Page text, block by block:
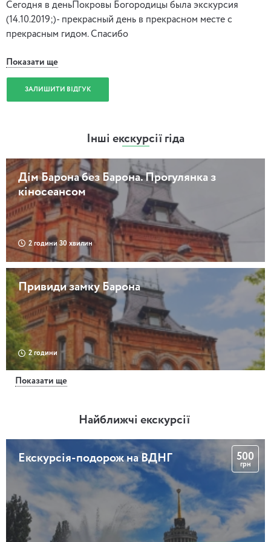
Сегодня в деньПокровы Богородицы была экскурсия
(14.10.2019;)- прекрасный день в прекрасном месте с
прекрасным гидом. Спасибо
Показати ще
ЗАЛИШИТИ ВІДГУК
Інші екскурсії гіда
Дім Барона без Барона. Прогулянка з
кіносеансом
2 години 30 хвилин
Привиди замку Барона
2 години
3 години
Пішохідна оглядова екскурсія
Показати ще
Найближчі екскурсії
Екскурсія-подорож на ВДНГ 500
грн